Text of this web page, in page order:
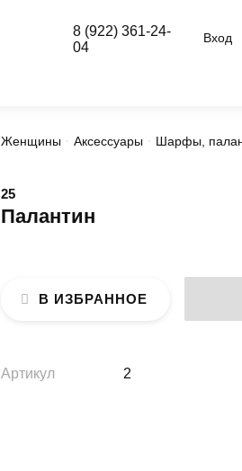
Вход
8 (922) 361-24-
04
Женщины Аксессуары Шарфы,
25
Палантин
В ИЗБРАННОЕ
Артикул 2